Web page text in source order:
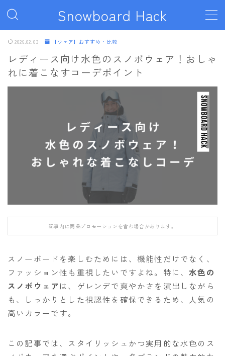
Snowboard Hack
MENU
ボード
011artistic
BATALEON
BC STREAM
BURTON
DRAKE
FANATIC
FNTC
GNU
GRAY
HOLIDAY
2026.02.03 【ウェア】おすすめ・比較
レディース向け水色のスノボウェア！おしゃ
れに着こなすコーデポイント
記事内に商品プロモーションを含む場合があります。
スノーボードを楽しむためには、機能性だけでなく、
ファッション性も重視したいですよね。特に、水色の
スノボウェアは、ゲレンデで爽やかさを演出しながら
も、しっかりとした視認性を確保できるため、人気の
高いカラーです。
この記事では、スタイリッシュかつ実用的な水色のス